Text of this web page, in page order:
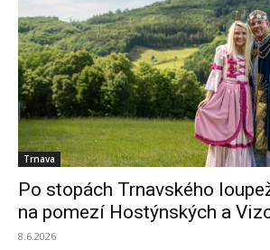
Trnava
Po stopách Trnavského
na pomezí Hostýnských a
8.6.2026